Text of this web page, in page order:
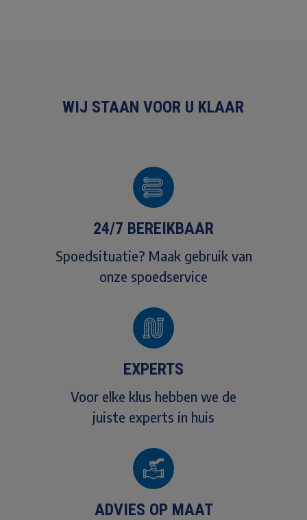
WIJ STAAN VOOR U KLAAR
24/7 BEREIKBAAR
Spoedsituatie? Maak gebruik van
onze spoedservice
EXPERTS
Voor elke klus hebben we de
juiste experts in huis
ADVIES OP MAAT